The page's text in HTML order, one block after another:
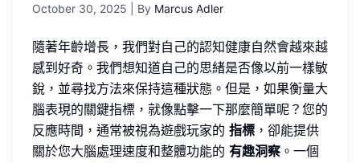
October 30, 2025 | By Marcus Adler
隨著年齡增長，我們對自己的認知健康自然會越來越
感到好奇。我們想知道自己的思緒是否像以前一樣敏
銳，並尋找方法來保持這種狀態。但是，如果衡量大
腦表現的關鍵指標，就像點擊一下那麼簡單呢？您的
反應時間，通常被視為遊戲玩家的 指標 ，卻能提供
關於您大腦處理速度和整體功能的 有趣洞察 。一個